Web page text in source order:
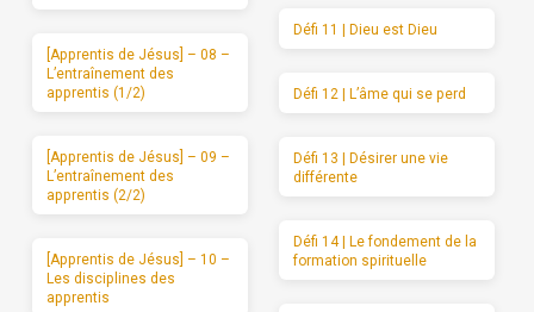
[Apprentis de Jésus] – 08 –
L’entraînement des
apprentis (1/2)
[Apprentis de Jésus] – 09 –
L’entraînement des
apprentis (2/2)
[Apprentis de Jésus] – 10 –
Les disciplines des
apprentis
Défi 11 | Dieu est Dieu
Défi 12 | L’âme qui se perd
Défi 13 | Désirer une vie
différente
Défi 14 | Le fondement de la
formation spirituelle